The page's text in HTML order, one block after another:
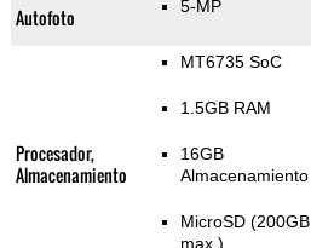
Autofoto 5-MP
Procesador,
Almacenamiento
MT6735 SoC
1.5GB RAM
16GB
Almacenamiento
MicroSD (200GB
max.)